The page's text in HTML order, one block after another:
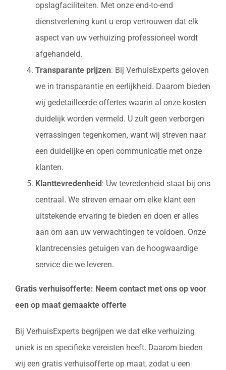
opslagfaciliteiten. Met onze end-to-end
dienstverlening kunt u erop vertrouwen dat elk
aspect van uw verhuizing professioneel wordt
afgehandeld.
Transparante prijzen: Bij VerhuisExperts geloven
we in transparantie en eerlijkheid. Daarom bieden
wij gedetailleerde offertes waarin al onze kosten
duidelijk worden vermeld. U zult geen verborgen
verrassingen tegenkomen, want wij streven naar
een duidelijke en open communicatie met onze
klanten.
Klanttevredenheid : Uw tevredenheid staat bij ons
centraal. We streven ernaar om elke klant een
uitstekende ervaring te bieden en doen er alles
aan om aan uw verwachtingen te voldoen. Onze
klantrecensies getuigen van de hoogwaardige
service die we leveren.
Gratis verhuisofferte: Neem contact met ons op voor
een op maat gemaakte offerte
Bij VerhuisExperts begrijpen we dat elke verhuizing
uniek is en specifieke vereisten heeft. Daarom bieden
wij een gratis verhuisofferte op maat, zodat u een